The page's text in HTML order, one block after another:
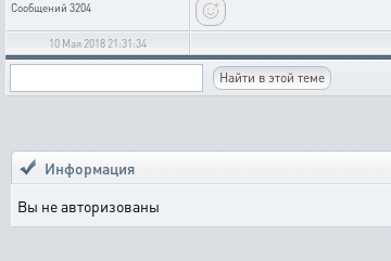
Сообщений 3204
10 Мая 2018 21:31:34
Информация
Вы не авторизованы